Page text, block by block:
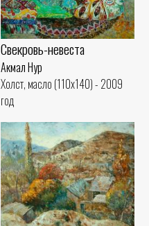
Свекровь-невеста
Акмал Нур
Холст, масло (110x140) - 2009
год